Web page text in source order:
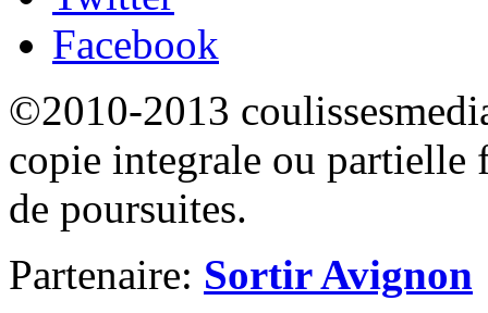
Facebook
©2010-2013
copie integrale ou partielle
de poursuites.
Partenaire: Sortir Avignon